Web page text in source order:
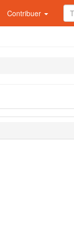
Contribuer